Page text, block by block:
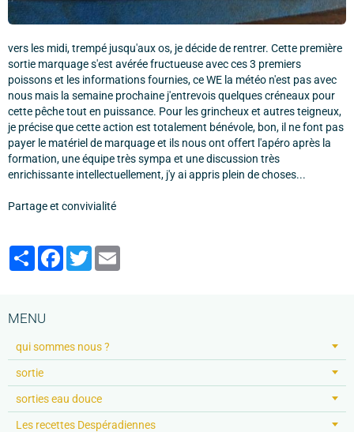
vers les midi, trempé jusqu'aux os, je décide de rentrer. Cette première
sortie marquage s'est avérée fructueuse avec ces 3 premiers
poissons et les informations fournies, ce WE la météo n'est pas avec
nous mais la semaine prochaine j'entrevois quelques créneaux pour
cette pêche tout en puissance. Pour les grincheux et autres teigneux,
je précise que cette action est totalement bénévole, bon, il ne font pas
payer le matériel de marquage et ils nous ont offert l'apéro après la
formation, une équipe très sympa et une discussion très
enrichissante intellectuellement, j'y ai appris plein de choses...
Partage et convivialité
PartagerFacebook
Twitter
MENU
qui sommes nous ?
sortie
sorties eau douce
Les recettes Despéradiennes